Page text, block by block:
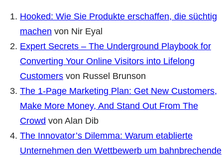
Hooked: Wie Sie Produkte erschaffen, die süchtig
machen von Nir Eyal
Expert Secrets – The Underground Playbook for
Converting Your Online Visitors into Lifelong
Customers von Russel Brunson
The 1-Page Marketing Plan: Get New Customers,
Make More Money, And Stand Out From The
Crowd von Alan Dib
The Innovator’s Dilemma: Warum etablierte
Unternehmen den Wettbewerb um bahnbrechende